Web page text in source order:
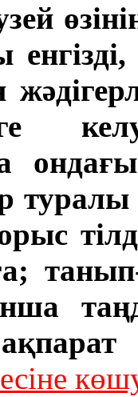
туралы